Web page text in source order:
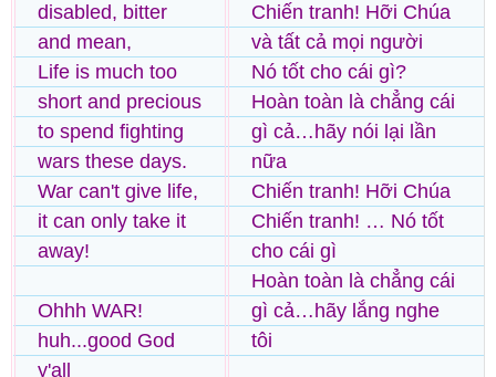
disabled, bitter
and mean,
Life is much too
short and precious
to spend fighting
wars these days.
War can't give life,
it can only take it
away!
Ohhh WAR!
huh...good God
y'all
Chiến tranh! Hỡi Chúa
và tất cả mọi người
Nó tốt cho cái gì?
Hoàn toàn là chẳng cái
gì cả…hãy nói lại lần
nữa
Chiến tranh! Hỡi Chúa
Chiến tranh! … Nó tốt
cho cái gì
Hoàn toàn là chẳng cái
gì cả…hãy lắng nghe
tôi